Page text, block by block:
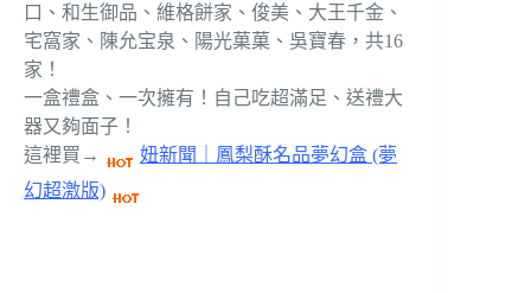
口、和生御品、維格餅家、俊美、大王千金、
宅窩家、陳允宝泉、陽光菓菓、吳寶春，共16
家！
一盒禮盒、一次擁有！自己吃超滿足、送禮大
器又夠面子！
這裡買→
妞新聞｜鳳梨酥名品夢幻盒 (夢
幻超激版)